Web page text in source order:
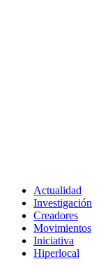
Actualidad
Investigación
Creadores
Movimientos
Iniciativa
Hiperlocal